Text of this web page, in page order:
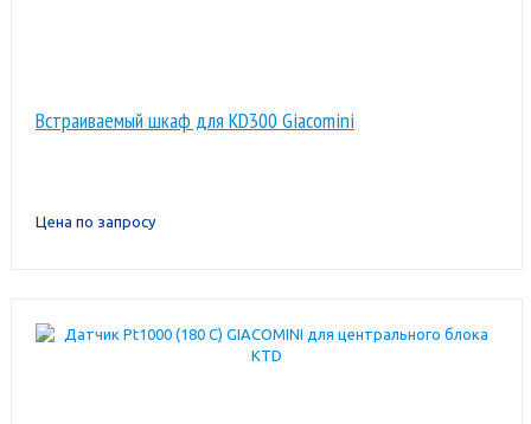
Встраиваемый шкаф для KD300 Giacomini
Цена по запросу